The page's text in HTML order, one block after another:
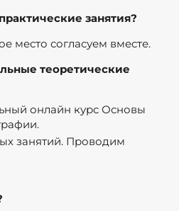
занятия?
место согласуем вместе.
теоретические
онлайн курс Основы
занятий. Проводим